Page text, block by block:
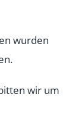
wurden
wir um